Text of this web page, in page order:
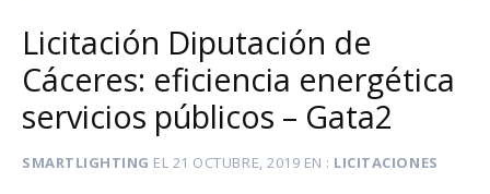
Licitación Diputación de
Cáceres: eficiencia energética
servicios públicos – Gata2
SMARTLIGHTING EL 21 OCTUBRE, 2019 EN LICITACIONES